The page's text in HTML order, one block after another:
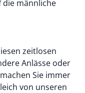
die männliche
zeitlosen
Anlässe oder
Sie immer
von unseren